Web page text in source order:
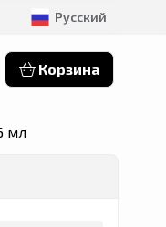
Русский
Корзина
мл